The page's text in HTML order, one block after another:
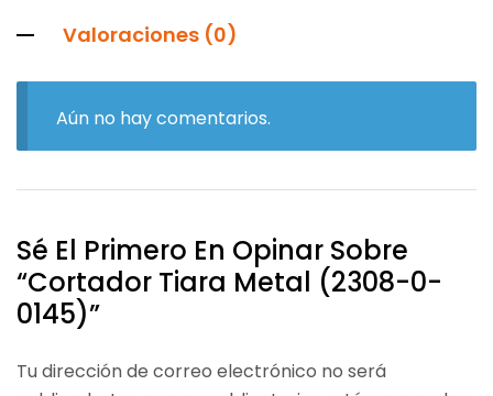
Valoraciones (0)
Aún no hay comentarios.
Sé El Primero En Opinar Sobre
“cortador Tiara Metal (2308-0-
0145)”
Tu dirección de correo electrónico no será